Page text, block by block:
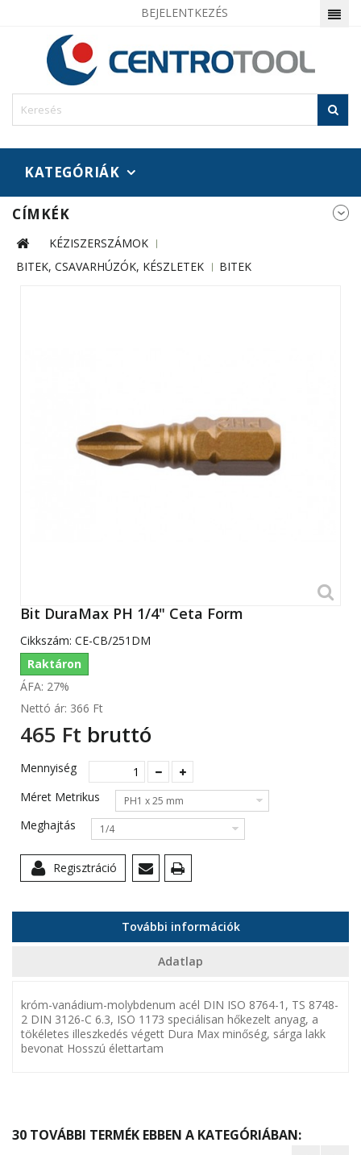
BEJELENTKEZÉS
KATEGÓRIÁK
CÍMKÉK
KÉZISZERSZÁMOK
BITEK, CSAVARHÚZÓK, KÉSZLETEK
BITEK
Bit DuraMax PH 1/4" Ceta Form
Cikkszám: CE-CB/251DM
Raktáron
ÁFA: 27%
Nettó ár: 366 Ft‎
465 Ft‎ bruttó
Mennyiség
Méret Metrikus
PH1 x 25 mm
Meghajtás 1/4
Regisztráció
További információk
Adatlap
króm-vanádium-molybdenum acél DIN ISO 8764-1, TS 8748-
2 DIN 3126-C 6.3, ISO 1173 speciálisan hőkezelt anyag, a
tökéletes illeszkedés végett Dura Max minőség, sárga lakk
bevonat Hosszú élettartam
30 TOVÁBBI TERMÉK EBBEN A KATEGÓRIÁBAN: